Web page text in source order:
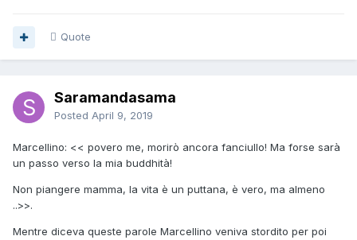
Quote
Saramandasama
Posted April 9, 2019
Marcellino: << povero me, morirò ancora fanciullo! Ma forse sarà
un passo verso la mia buddhità!
Non piangere mamma, la vita è un puttana, è vero, ma almeno
..>>.
Mentre diceva queste parole Marcellino veniva stordito per poi